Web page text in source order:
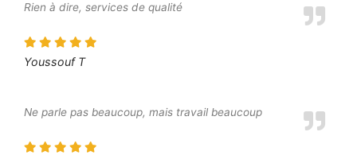
Rien à dire, services de qualité
Youssouf T
Ne parle pas beaucoup, mais travail beaucoup